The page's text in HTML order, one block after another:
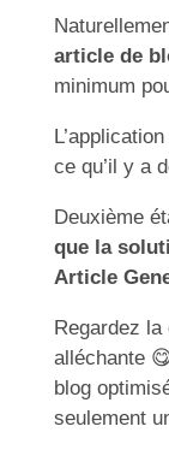
article de
minimum
ce qu’il y a
Deuxième
que la
Article
Regardez
alléchante
blog
seulement